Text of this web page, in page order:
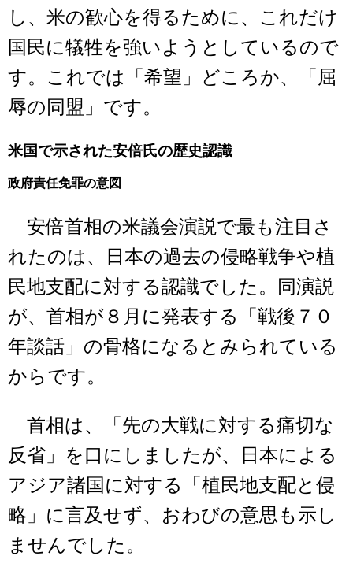
し、米の歓心を得るために、これだけ
国民に犠牲を強いようとしているので
す。これでは「希望」どころか、「屈
辱の同盟」です。
米国で示された安倍氏の歴史認識
政府責任免罪の意図
安倍首相の米議会演説で最も注目さ
れたのは、日本の過去の侵略戦争や植
民地支配に対する認識でした。同演説
が、首相が８月に発表する「戦後７０
年談話」の骨格になるとみられている
からです。
首相は、「先の大戦に対する痛切な
反省」を口にしましたが、日本による
アジア諸国に対する「植民地支配と侵
略」に言及せず、おわびの意思も示し
ませんでした。